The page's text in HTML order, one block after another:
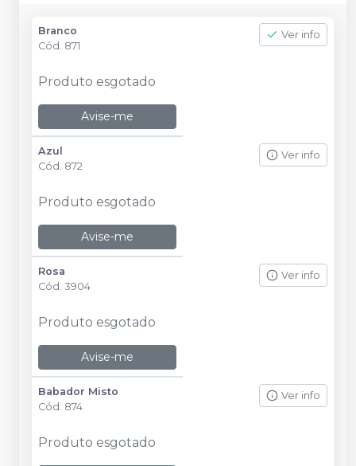
Branco
Cód. 871
Ver info
Produto esgotado
Avise-me
Azul
Cód. 872
Ver info
Produto esgotado
Avise-me
Rosa
Cód. 3904
Ver info
Produto esgotado
Avise-me
Babador Misto
Cód. 874
Ver info
Produto esgotado